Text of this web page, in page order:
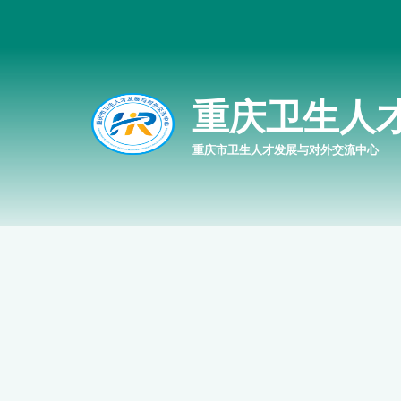
重庆卫生人
重庆市卫生人才发展与对外交流中心